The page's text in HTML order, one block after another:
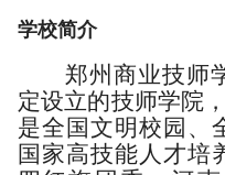
学校简介
郑州商业技师
定设立的技师学院
是全国文明校园、
国家高技能人才培